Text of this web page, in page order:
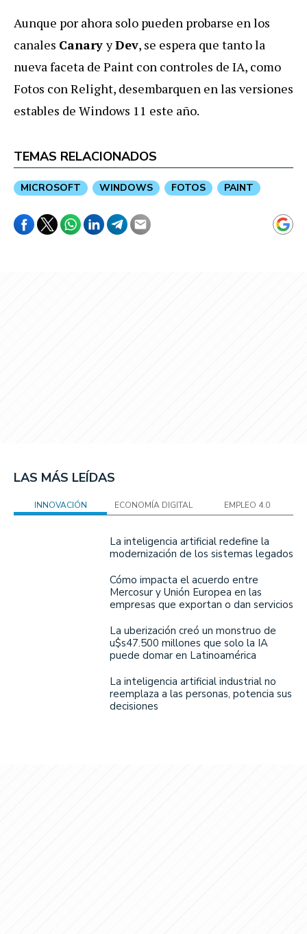
Aunque por ahora solo pueden probarse en los
canales CanaryyDev, se espera que tanto la
nueva faceta de Paint con controles de IA, como
Fotos con Relight, desembarquen en las versiones
estables de Windows 11 este año.
TEMAS RELACIONADOS
MICROSOFT WINDOWS FOTOS PAINT
LAS MÁS LEÍDAS
INNOVACIÓN ECONOMÍA DIGITAL EMPLEO 4.0
La inteligencia artificial redefine la
modernización de los sistemas legados
Cómo impacta el acuerdo entre
Mercosur y Unión Europea en las
empresas que exportan o dan servicios
La uberización creó un monstruo de
u$s47.500 millones que solo la IA
puede domar en Latinoamérica
La inteligencia artificial industrial no
reemplaza a las personas, potencia sus
decisiones